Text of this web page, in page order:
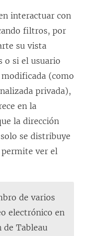
interactuar con
filtros, por
su vista
o si el usuario
(como
privada),
en la
la dirección
se distribuye
permite ver el
de varios
electrónico en
de Tableau